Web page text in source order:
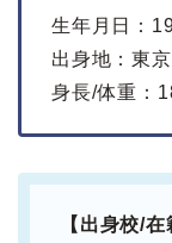
生年月日：
出身地：東
身長/体重：
【出身校/在